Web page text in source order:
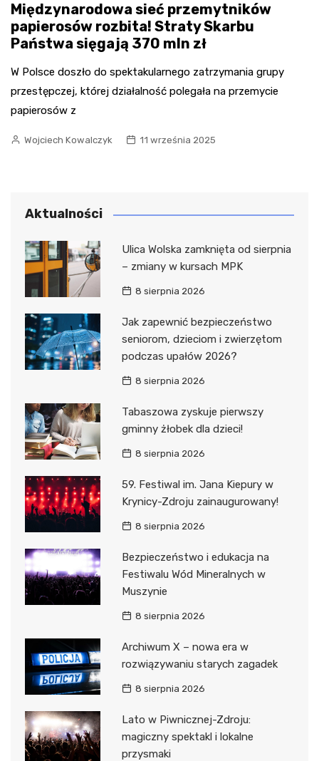
Międzynarodowa sieć przemytników
papierosów rozbita! Straty Skarbu
Państwa sięgają 370 mln zł
W Polsce doszło do spektakularnego zatrzymania grupy
przestępczej, której działalność polegała na przemycie
papierosów z
Wojciech Kowalczyk 11 września 2025
Aktualności
Ulica Wolska zamknięta od sierpnia
– zmiany w kursach MPK
8 sierpnia 2026
Jak zapewnić bezpieczeństwo
seniorom, dzieciom i zwierzętom
podczas upałów 2026?
8 sierpnia 2026
Tabaszowa zyskuje pierwszy
gminny żłobek dla dzieci!
8 sierpnia 2026
59. Festiwal im. Jana Kiepury w
Krynicy-Zdroju zainaugurowany!
8 sierpnia 2026
Bezpieczeństwo i edukacja na
Festiwalu Wód Mineralnych w
Muszynie
8 sierpnia 2026
Archiwum X – nowa era w
rozwiązywaniu starych zagadek
8 sierpnia 2026
Lato w Piwnicznej-Zdroju:
magiczny spektakl i lokalne
przysmaki